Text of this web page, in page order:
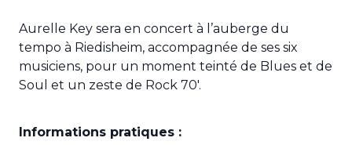
Aurelle Key sera en concert à l’auberge du
tempo à Riedisheim, accompagnée de ses six
musiciens, pour un moment teinté de Blues et de
Soul et un zeste de Rock 70′.
Informations pratiques :